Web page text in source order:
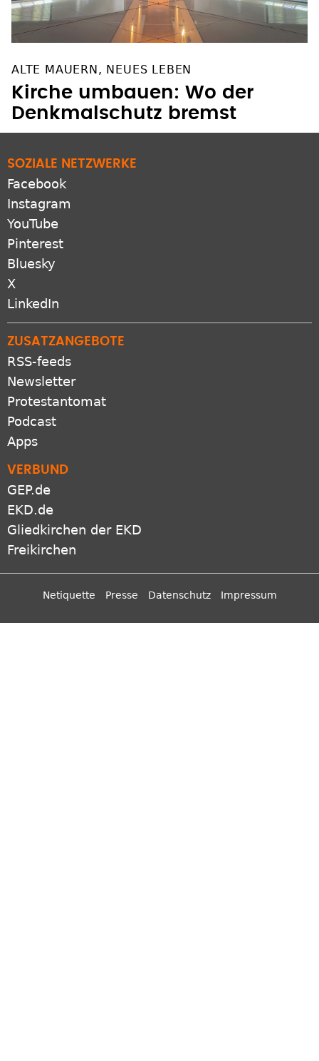
ALTE MAUERN, NEUES LEBEN
Kirche umbauen: Wo der
Denkmalschutz bremst
SOZIALE NETZWERKE
Facebook
Instagram
YouTube
Pinterest
Bluesky
X
LinkedIn
ZUSATZANGEBOTE
RSS-feeds
Newsletter
Protestantomat
Podcast
Apps
VERBUND
GEP.de
EKD.de
Gliedkirchen der EKD
Freikirchen
Netiquette Presse Datenschutz Impressum